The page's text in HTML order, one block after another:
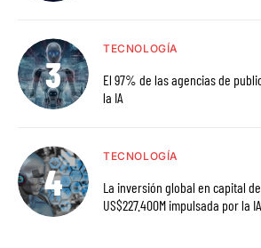
TECNOLOGÍA
El 97% de las agencias de
la IA
TECNOLOGÍA
La inversión global en capital
US$227.400M impulsada por la IA